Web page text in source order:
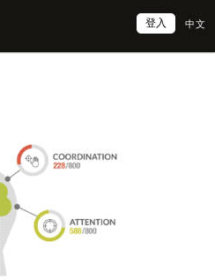
中文
登入